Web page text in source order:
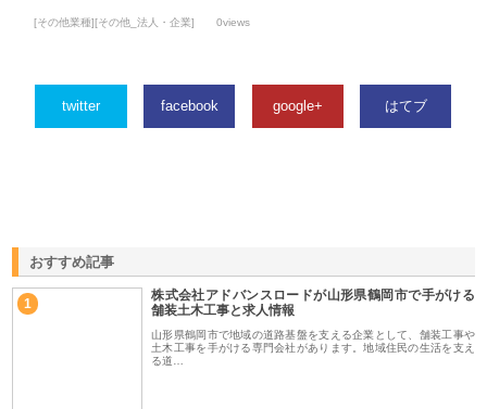
[その他業種][その他_法人・企業] 0views
twitter facebook google+ はてブ
おすすめ記事
1
株式会社アドバンスロードが山形県鶴岡市で手がける
舗装土木工事と求人情報
山形県鶴岡市で地域の道路基盤を支える企業として、舗装工事や
土木工事を手がける専門会社があります。地域住民の生活を支え
る道…